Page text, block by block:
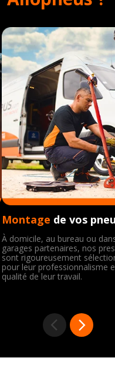
Montage de vos
À domicile, au bureau ou
garages partenaires, nos
sont rigoureusement
pour leur professionnalisme
qualité de leur travail.